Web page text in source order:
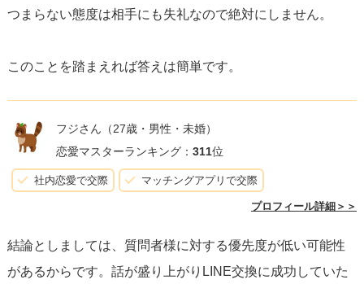
つまらない態度は相手にも失礼なので絶対にしません。
このことを踏まえれば答えは簡単です。
フジさん （27歳・男性・未婚）
恋愛マスターランキング： 311位
社内恋愛で交際 マッチングアプリで交際
プロフィール詳細＞＞
結論としましては、質問者様に対する優先度が低い可能性
があるからです。話が盛り上がりLINE交換に成功していた